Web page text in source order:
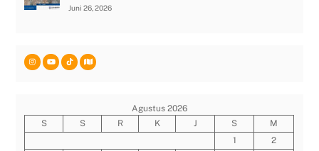
Juni 26, 2026
Agustus 2026
S
S R K J S
M
1
2